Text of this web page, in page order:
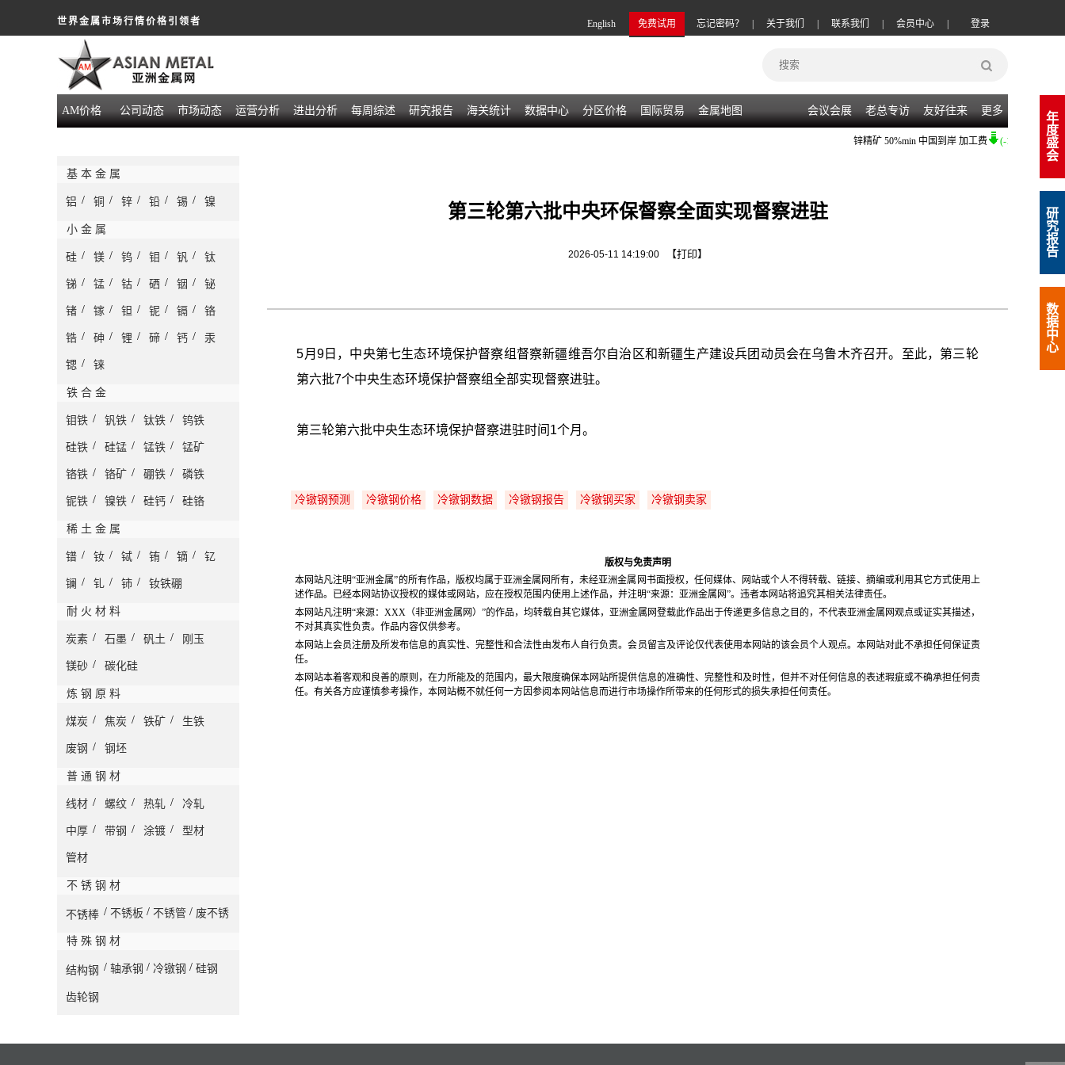
世界金属市场行情价格引领者 登录
会员中心
联系我们
关于我们
忘记密码？
免费试用
English
AM价格 公司动态 市场动态 运营分析 进出分析 每周综述 研究报告 海关统计 数据中心 分区价格 国际贸易 金属地图 会议会展 老总专访 友好往来 更多
锌精矿 50%min 中国到岸 加工费 (-10) |
基 本 金 属
铝 / 铜 / 锌 / 铅 / 锡 / 镍
小 金 属
硅 / 镁 / 钨 / 钼 / 钒 / 钛
锑 / 锰 / 钴 / 硒 / 铟 / 铋
锗 / 镓 / 钽 / 铌 / 镉 / 铬
锆 / 砷 / 锂 / 碲 / 钙 / 汞
锶 / 铼
铁 合 金
钼铁 / 钒铁 / 钛铁 / 钨铁
硅铁 / 硅锰 / 锰铁 / 锰矿
铬铁 / 铬矿 / 硼铁 / 磷铁
铌铁 / 镍铁 / 硅钙 / 硅铬
稀 土 金 属
镨 / 钕 / 铽 / 铕 / 镝 / 钇
镧 / 钆 / 铈 / 钕铁硼
耐 火 材 料
炭素 / 石墨 / 矾土 / 刚玉
镁砂 / 碳化硅
炼 钢 原 料
煤炭 / 焦炭 / 铁矿 / 生铁
废钢 / 钢坯
普 通 钢 材
线材 / 螺纹 / 热轧 / 冷轧
中厚 / 带钢 / 涂镀 / 型材
管材
不 锈 钢 材
不锈棒 / 不锈板 / 不锈管 / 废不锈
特 殊 钢 材
结构钢 / 轴承钢 / 冷镦钢 / 硅钢
齿轮钢
第三轮第六批中央环保督察全面实现督察进驻
2026-05-11 14:19:00 【打印】
5月9日，中央第七生态环境保护督察组督察新疆维吾尔自治区和新疆生产建设兵团动员会在乌鲁木齐召开。 至此，第三轮
第六批7个中央生态环境保护督察组全部实现督察进驻。
第三轮第六批中央生态环境保护督察进驻时间1个月。
冷镦钢预测 冷镦钢价格 冷镦钢数据 冷镦钢报告 冷镦钢买家 冷镦钢卖家
版权与免责声明
本网站凡注明“亚洲金属”的所有作品，版权均属于亚洲金属网所有，未经亚洲金属网书面授权，任何媒体、网站或个人不得转载、链接、摘编或利用其它方式使用上
述作品。已经本网站协议授权的媒体或网站，应在授权范围内使用上述作品，并注明“来源：亚洲金属网”。违者本网站将追究其相关法律责任。
本网站凡注明“来源：XXX（非亚洲金属网）”的作品，均转载自其它媒体，亚洲金属网登载此作品出于传递更多信息之目的，不代表亚洲金属网观点或证实其描述，
不对其真实性负责。作品内容仅供参考。
本网站上会员注册及所发布信息的真实性、完整性和合法性由发布人自行负责。会员留言及评论仅代表使用本网站的该会员个人观点。本网站对此不承担任何保证责
任。
本网站本着客观和良善的原则，在力所能及的范围内，最大限度确保本网站所提供信息的准确性、完整性和及时性，但并不对任何信息的表述瑕疵或不确承担任何责
任。有关各方应谨慎参考操作，本网站概不就任何一方因参阅本网站信息而进行市场操作所带来的任何形式的损失承担任何责任。
年
度
盛
会
研
究
报
告
数
据
中
心